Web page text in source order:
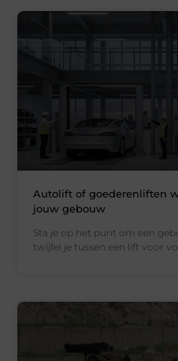
Autolift of goederenliften
jouw gebouw
Sta je op het punt om een
twijfel je tussen een lift voor